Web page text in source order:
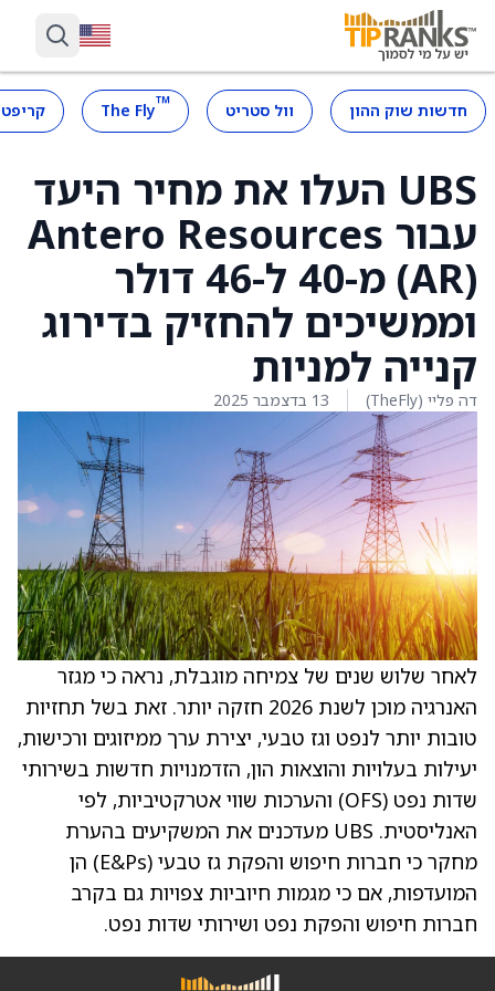
חדשות שוק ההון וול סטריט ™
The Fly
UBS העלו את מחיר היעד
עבור Antero Resources
(AR) מ-40 ל-46 דולר
וממשיכים להחזיק בדירוג
קנייה למניות
דה פליי (TheFly) 13 בדצמבר 2025
לאחר שלוש שנים של צמיחה מוגבלת, נראה כי מגזר
האנרגיה מוכן לשנת 2026 חזקה יותר. זאת בשל תחזיות
טובות יותר לנפט וגז טבעי, יצירת ערך ממיזוגים ורכישות,
יעילות בעלויות והוצאות הון, הזדמנויות חדשות בשירותי
שדות נפט (OFS) והערכות שווי אטרקטיביות, לפי
האנליסטית. UBS מעדכנים את המשקיעים בהערת
מחקר כי חברות חיפוש והפקת גז טבעי (E&Ps) הן
המועדפות, אם כי מגמות חיוביות צפויות גם בקרב
חברות חיפוש והפקת נפט ושירותי שדות נפט.